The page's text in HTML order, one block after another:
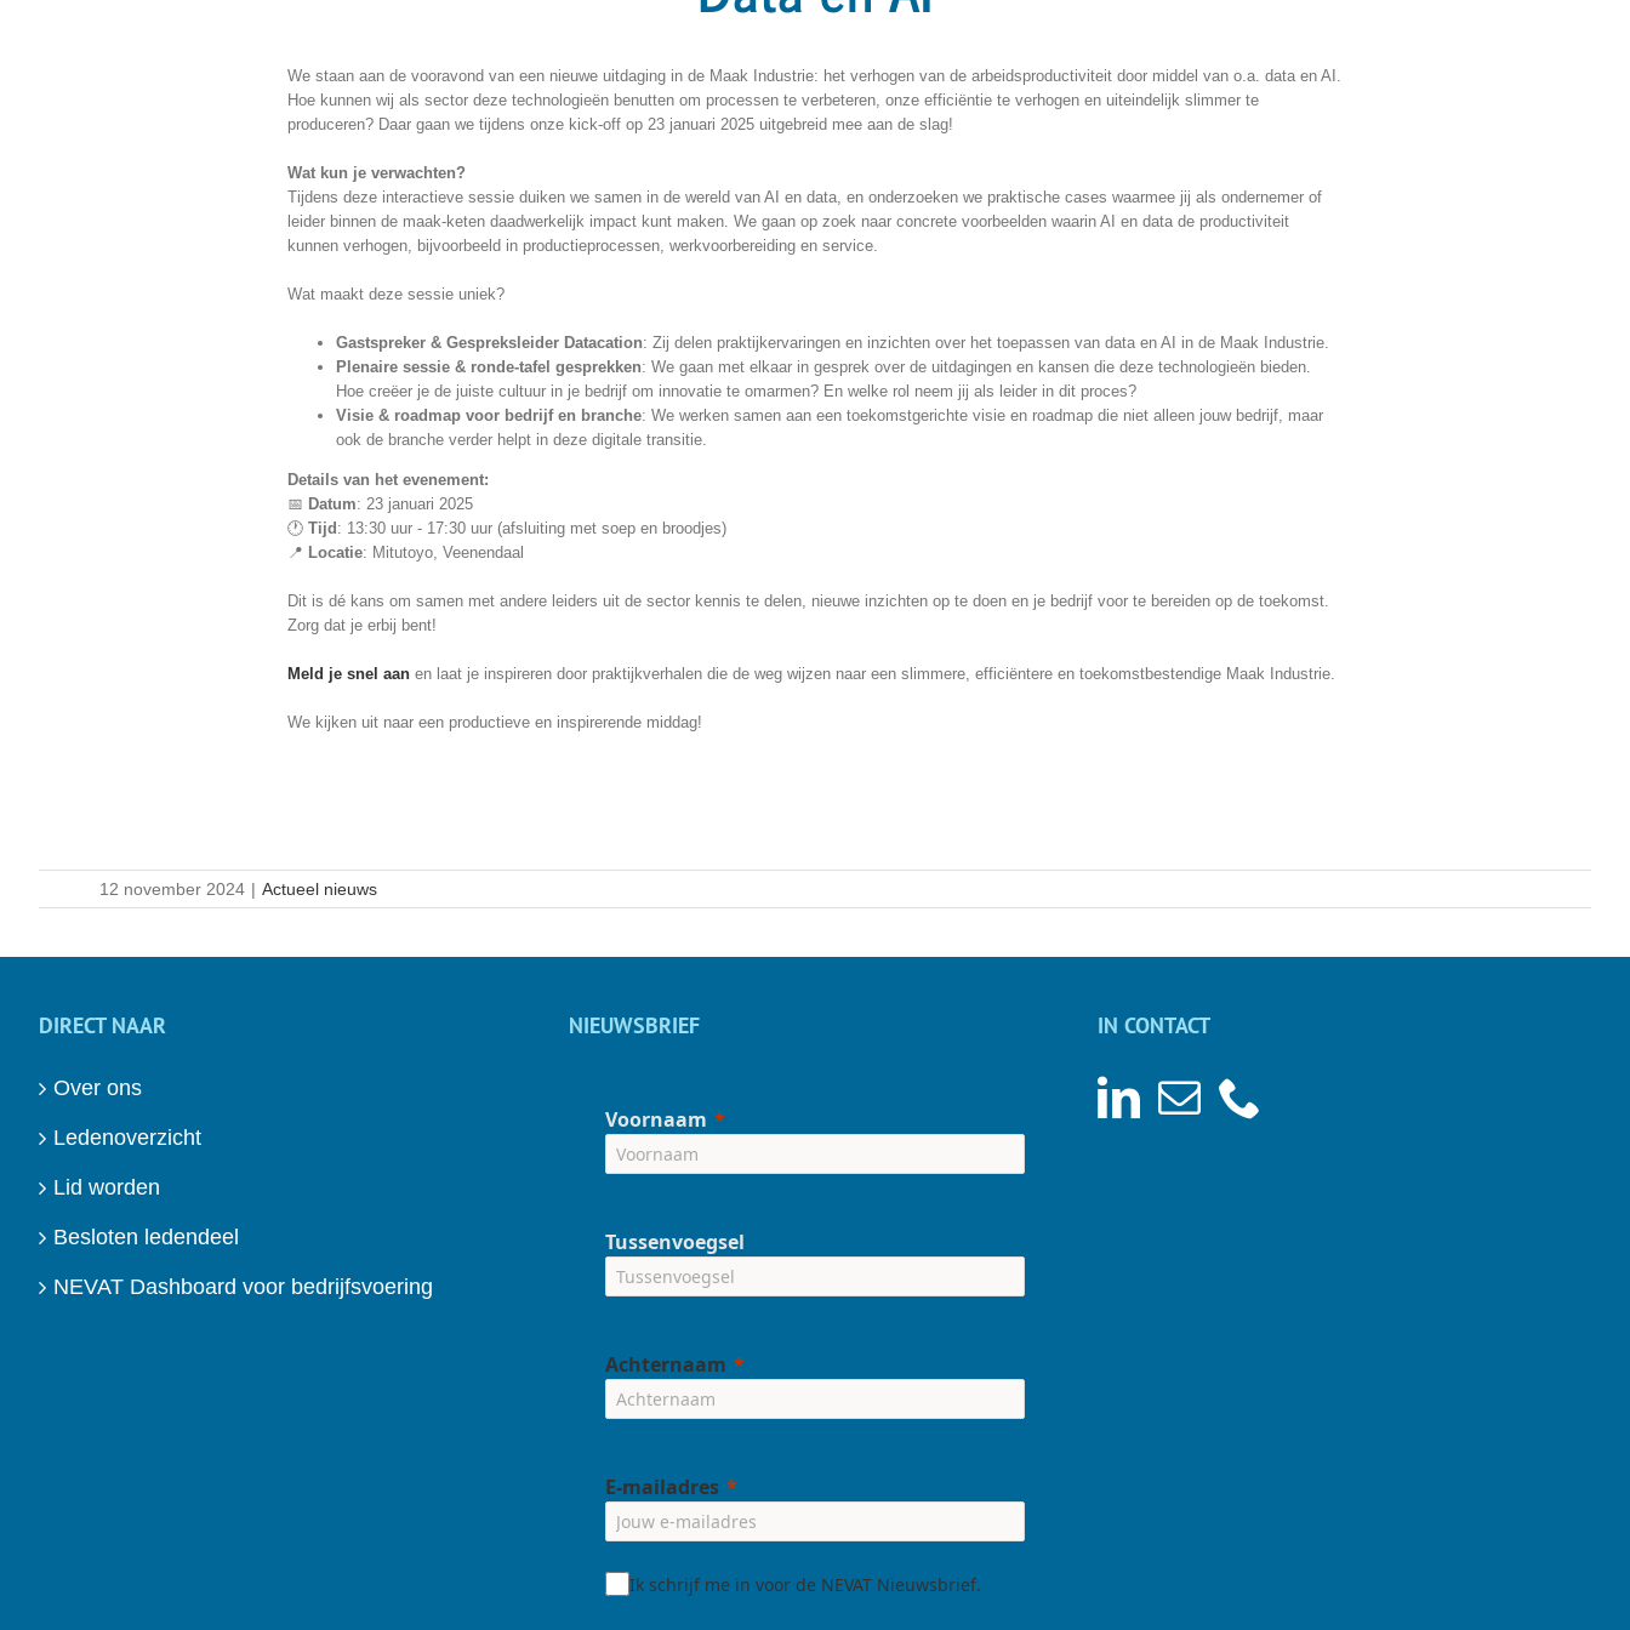
We staan aan de vooravond van een nieuwe uitdaging in de Maak Industrie: het verhogen van de arbeidsproductiviteit door middel van o.a. data en AI.
Hoe kunnen wij als sector deze technologieën benutten om processen te verbeteren, onze efficiëntie te verhogen en uiteindelijk slimmer te
produceren? Daar gaan we tijdens onze kick-off op 23 januari 2025 uitgebreid mee aan de slag!
Wat kun je verwachten?
Tijdens deze interactieve sessie duiken we samen in de wereld van AI en data, en onderzoeken we praktische cases waarmee jij als ondernemer of
leider binnen de maak-keten daadwerkelijk impact kunt maken. We gaan op zoek naar concrete voorbeelden waarin AI en data de productiviteit
kunnen verhogen, bijvoorbeeld in productieprocessen, werkvoorbereiding en service.
Wat maakt deze sessie uniek?
Gastspreker & Gespreksleider Datacation: Zij delen praktijkervaringen en inzichten over het toepassen van data en AI in de Maak Industrie.
Plenaire sessie & ronde-tafel gesprekken: We gaan met elkaar in gesprek over de uitdagingen en kansen die deze technologieën bieden.
Hoe creëer je de juiste cultuur in je bedrijf om innovatie te omarmen? En welke rol neem jij als leider in dit proces?
Visie & roadmap voor bedrijf en branche: We werken samen aan een toekomstgerichte visie en roadmap die niet alleen jouw bedrijf, maar
ook de branche verder helpt in deze digitale transitie.
Details van het evenement:
📅 Datum: 23 januari 2025
🕐 Tijd : 13:30 uur - 17:30 uur (afsluiting met soep en broodjes)
📍 Locatie: Mitutoyo, Veenendaal
Dit is dé kans om samen met andere leiders uit de sector kennis te delen, nieuwe inzichten op te doen en je bedrijf voor te bereiden op de toekomst.
Zorg dat je erbij bent!
Meld je snel aan en laat je inspireren door praktijkverhalen die de weg wijzen naar een slimmere, efficiëntere en toekomstbestendige Maak Industrie.
We kijken uit naar een productieve en inspirerende middag!
12 november 2024 | Actueel nieuws
DIRECT NAAR
Over ons
Ledenoverzicht
Lid worden
Besloten ledendeel
NEVAT Dashboard voor bedrijfsvoering
NIEUWSBRIEF
Voornaam
Tussenvoegsel
Achternaam
E-mailadres
Ik schrijf me in voor de NEVAT Nieuwsbrief.
IN CONTACT